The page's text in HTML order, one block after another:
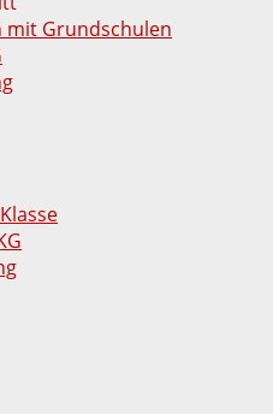
mit Grundschulen